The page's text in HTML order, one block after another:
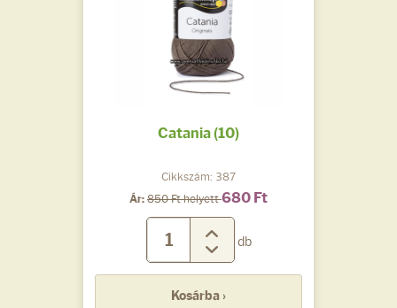
Catania (10)
Cikkszám: 387
Ár: 850 Ft helyett680 Ft
db
Kosárba ›